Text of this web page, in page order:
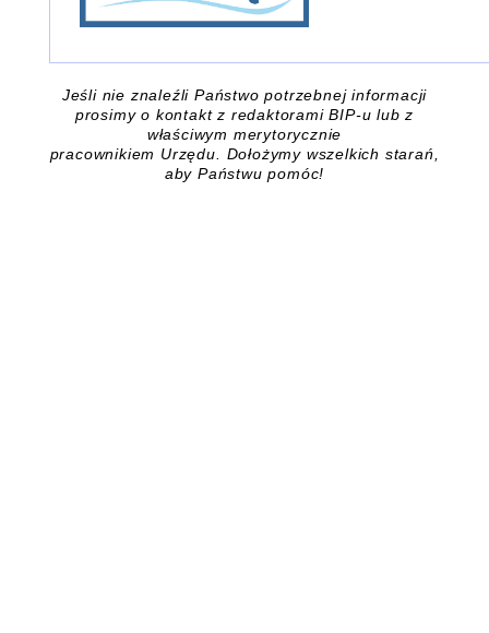
Jeśli nie znaleźli Państwo potrzebnej informacji
prosimy o kontakt z redaktorami BIP-u lub z
właściwym merytorycznie
pracownikiem Urzędu. Dołożymy wszelkich starań,
aby Państwu pomóc!